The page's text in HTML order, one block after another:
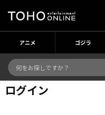
アニメ ゴジラ
ログイン